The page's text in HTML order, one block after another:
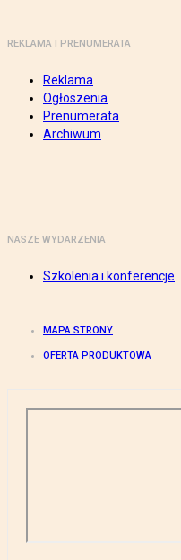
REKLAMA I PRENUMERATA
Reklama
Ogłoszenia
Prenumerata
Archiwum
NASZE WYDARZENIA
Szkolenia i konferencje
MAPA STRONY
OFERTA PRODUKTOWA